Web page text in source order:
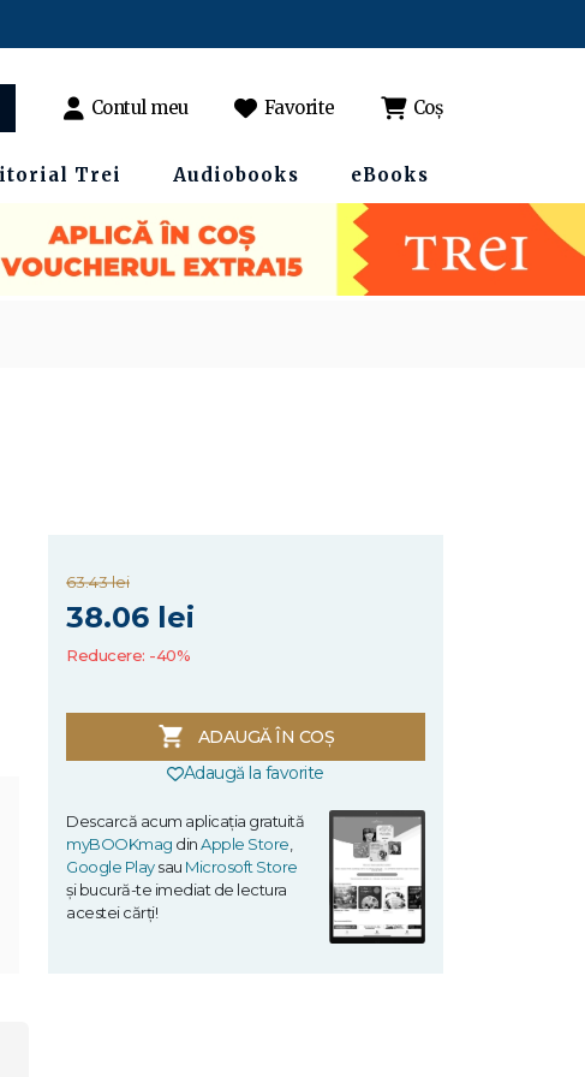
Contul meu Favorite Coș
Trei Audiobooks eBooks
63.43 lei
38.06 lei
Reducere: -40%
ADAUGĂ ÎN COȘ
Adaugă la favorite
Descarcă acum aplicația gratuită
myBOOKmag dinApple Store
Google Playsau Microsoft Store
și bucură-te imediat de lectura
acestei cărți!